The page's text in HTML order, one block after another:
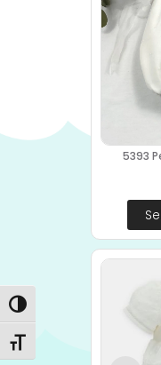
Alternar alto contraste
Alternar tamaño de
5393